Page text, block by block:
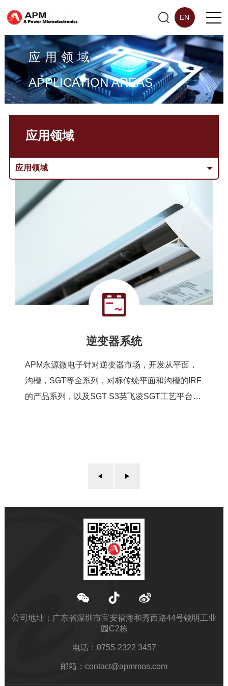
EN
应用领域
APPLICATION AREAS
应用领域
应用领域
逆变器系统
APM永源微电子针对逆变器市场，开发从平面，
沟槽，SGT等全系列，对标传统平面和沟槽的IRF
的产品系列，以及SGT S3英飞凌SGT工艺平台，
半导体公司。封装形式，覆盖TO247-3L，
公司地址：广东省深圳市宝安福海和秀西路44号锐明工业
园C2栋
电话：0755-2322 3457
邮箱：contact@apmmos.com